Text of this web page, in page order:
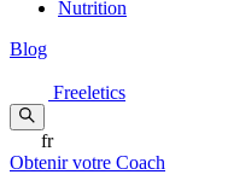
Nutrition
Blog
Freeletics
fr
Obtenir votre Coach